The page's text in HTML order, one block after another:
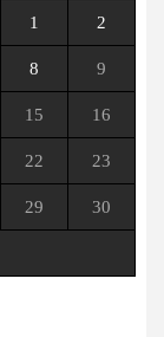
1 2
8 9
15 16
22 23
29 30